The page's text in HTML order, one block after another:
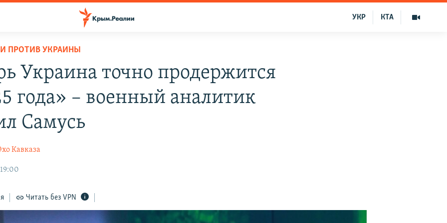
КТА
УКР
ПРОТИВ УКРАИНЫ
Украина точно продержится
года» – военный аналитик
Самусь
Кавказа
Читать без VPN